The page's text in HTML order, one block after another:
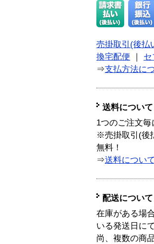
売掛取引(後払
換宅配便
セ
⇒支払方法に
送料について
1つのご注文毎
※売掛取引(後
無料！
⇒送料につい
配送について
在庫がある場
いる発送日に
尚、複数の商